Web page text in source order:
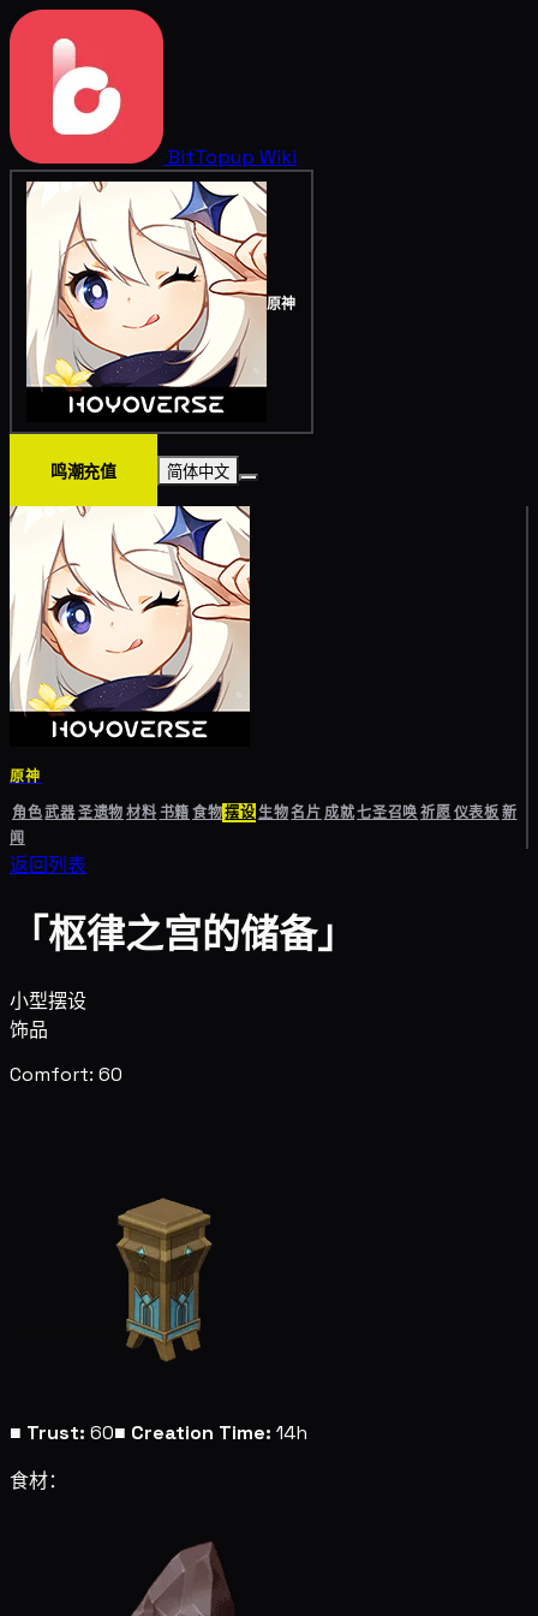
BitTopup Wiki
原神
鸣潮充值 简体中文
原神
角色武器圣遗物材料书籍食物摆设生物名片成就七圣召唤祈愿仪表板新
闻
返回列表
「枢律之宫的储备」
小型摆设
饰品
Comfort: 60
■ Trust: 60■ Creation Time: 14h
食材：